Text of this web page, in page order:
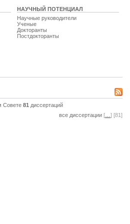
НАУЧНЫЙ ПОТЕНЦИАЛ
Научные руководители
Ученые
Докторанты
Постдокторанты
Совете 81 диссертаций
все диссертации [ ] [81]